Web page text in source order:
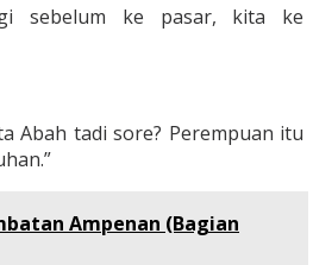
sebelum ke pasar, kita ke
Abah tadi sore? Perempuan itu
Ampenan (Bagian